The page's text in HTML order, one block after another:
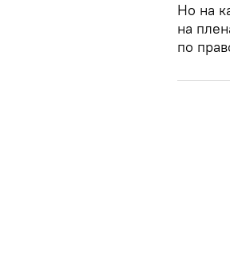
Но на
на
по